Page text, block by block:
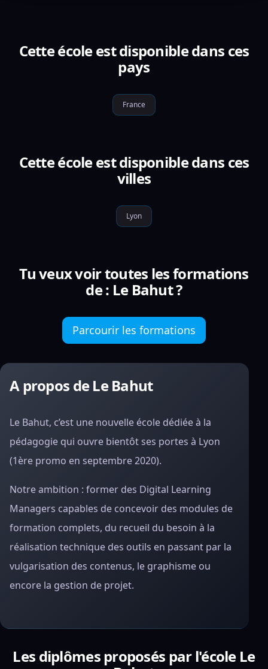
Cette école est disponible dans ces
pays
France
Cette école est disponible dans ces
villes
Lyon
Tu veux voir toutes les formations
de : Le Bahut ?
Parcourir les formations
A propos de Le Bahut
Le Bahut, c’est une nouvelle école dédiée à la
pédagogie qui ouvre bientôt ses portes à Lyon
(1ère promo en septembre 2020).
Notre ambition : former des Digital Learning
Managers capables de concevoir des modules de
formation complets, du recueil du besoin à la
réalisation technique des outils en passant par la
vulgarisation des contenus, le graphisme ou
encore la gestion de projet.
Les diplômes proposés par l'école Le